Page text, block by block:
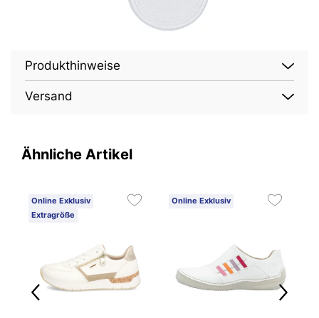
Produkthinweise
Versand
Ähnliche Artikel
Online Exklusiv
Extragröße
Online Exklusiv